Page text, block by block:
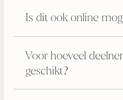
Is dit ook online
Voor hoeveel
geschikt?